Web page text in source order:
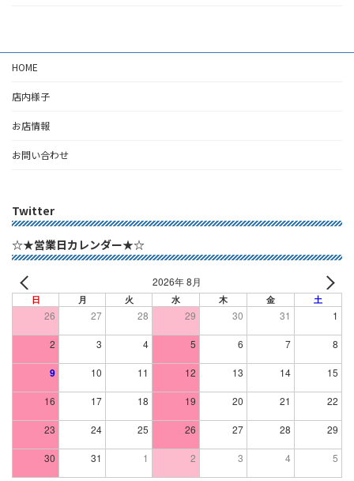
HOME
店内様子
お店情報
お問い合わせ
Twitter
☆★営業日カレンダー★☆
2026年 8月
日 月 火 水 木 金 土
26 27 28 29 30 31 1
2 3 4 5 6 7 8
9 10 11 12 13 14 15
16 17 18 19 20 21 22
23 24 25 26 27 28 29
30 31 1 2 3 4 5